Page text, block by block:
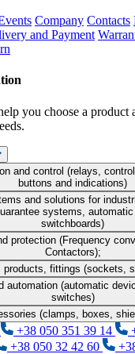
Company Contacts
and Payment
you choose a product
and control (relays,
buttons and indications)
and solutions for
systems, automatic
switchboards)
protection (Frequency
Contactors);
products, fittings (sockets,
automation (automatic
switches)
(clamps, boxes,
+38 050 351 39 14
+38 050 32 42 60